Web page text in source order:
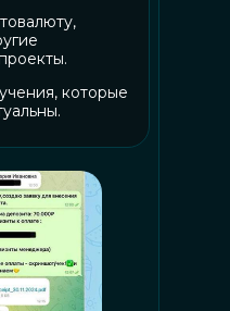
которые